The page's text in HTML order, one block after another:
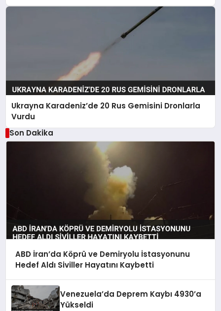
Ukrayna Karadeniz’de 20 Rus Gemisini Dronlarla
Vurdu
Son Dakika
ABD İran’da Köprü ve Demiryolu İstasyonunu
Hedef Aldı Siviller Hayatını Kaybetti
Venezuela’da Deprem Kaybı 4930’a
Yükseldi